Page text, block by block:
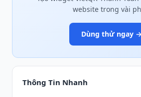
website trong vài
Dùng thử ngay →
Thông Tin Nhanh